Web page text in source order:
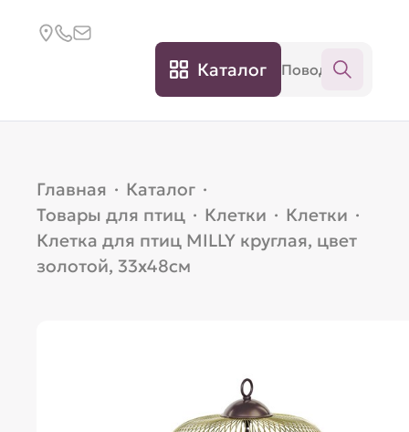
Каталог
Главная · Каталог ·
Товары для птиц · Клетки · Клетки ·
Клетка для птиц MILLY круглая, цвет
золотой, 33х48см